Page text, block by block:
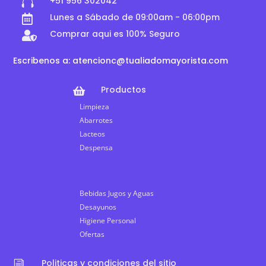
 Lunes a Sábado de 09:00am - 06:00pm
 Comprar aqui es 100% Seguro
Escribenos a: atencionc@tualiadomayorista.com
 Productos
Limpieza
Abarrotes
Lacteos
Despensa
Bebidas Jugos y Aguas
Desayunos
Higiene Personal
Ofertas
Politicas y condiciones del sitio